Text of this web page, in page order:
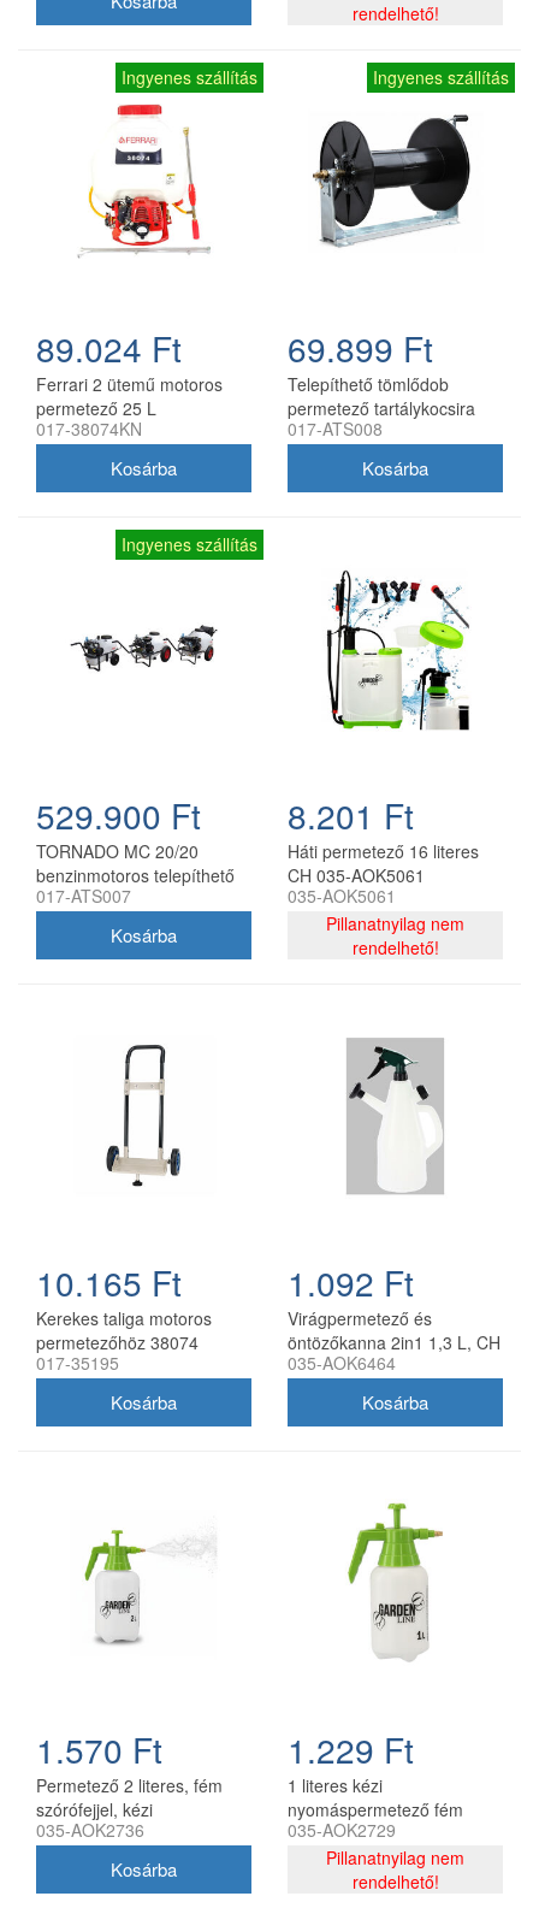
rendelhető!
Ingyenes szállítás
89.024 Ft
Ferrari 2 ütemű motoros
permetező 25 L
nagynyomású bronz
017-38074KN
Ingyenes szállítás
69.899 Ft
Telepíthető tömlődob
permetező tartálykocsira
tartókerettel, max. 50 bar
017-ATS008
Ingyenes szállítás
529.900 Ft
TORNADO MC 20/20
benzinmotoros telepíthető
permetező tartálykocsival,
017-ATS007
8.201 Ft
Háti permetező 16 literes
CH 035-AOK5061
035-AOK5061
Pillanatnyilag nem
rendelhető!
10.165 Ft
Kerekes taliga motoros
permetezőhöz 38074
opcionális
017-35195
1.092 Ft
Virágpermetező és
öntözőkanna 2in1 1,3 L, CH
035-AOK6464
1.570 Ft
Permetező 2 literes, fém
szórófejjel, kézi
nyomáspermetező CH
035-AOK2736
1.229 Ft
1 literes kézi
nyomáspermetező fém
szórófejjel CH
035-AOK2729
Pillanatnyilag nem
rendelhető!